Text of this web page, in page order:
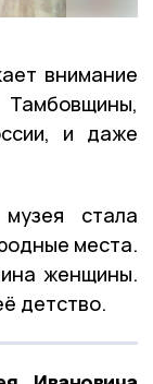
внимание
и даже
стала
места.
женщины.
детство.